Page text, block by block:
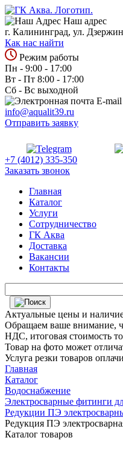
Наш адрес
г. Калининград, ул.
Как нас найти
Режим работы
Пн - 9:00 - 17:00
Вт - Пт 8:00 - 17:00
Сб - Вс выходной
E-mail
info@aqualit39.ru
Отправить заявку
+7 (4012) 335-350
Заказать звонок
Главная
Каталог
Услуги
Сотрудничество
ГК Аква
Доставка
Вакансии
Контакты
Актуальные цены и
Обращаем ваше внимание,
НДС, итоговая стоимость
Товар на фото может
Услуга резки товаров
Главная
Каталог
Водоснабжение
Электросварные фитинги
Редукции ПЭ
Редукция ПЭ
Каталог товаров